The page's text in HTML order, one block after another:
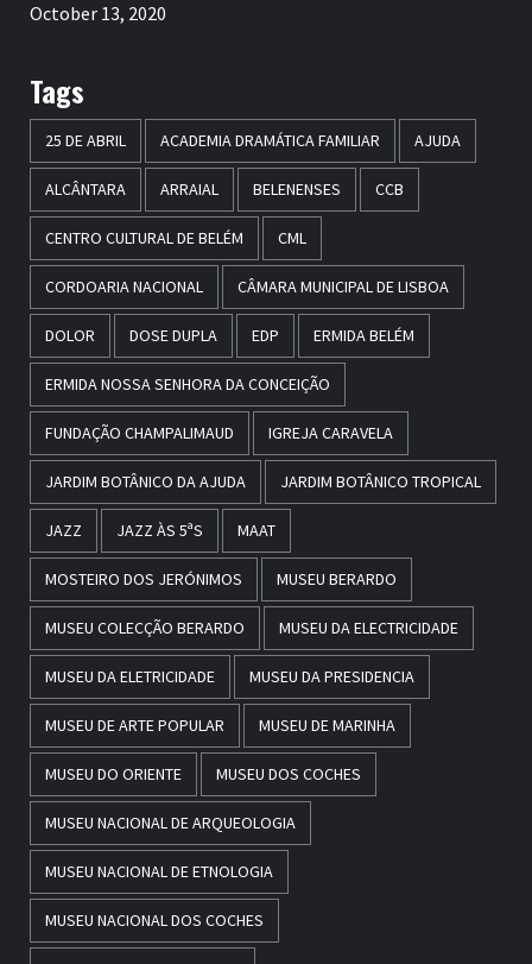
October 13, 2020
Tags
25 DE ABRIL ACADEMIA DRAMÁTICA FAMILIAR AJUDA
ALCÂNTARA ARRAIAL BELENENSES CCB
CENTRO CULTURAL DE BELÉM CML
CORDOARIA NACIONAL CÂMARA MUNICIPAL DE LISBOA
DOLOR DOSE DUPLA EDP ERMIDA BELÉM
ERMIDA NOSSA SENHORA DA CONCEIÇÃO
FUNDAÇÃO CHAMPALIMAUD IGREJA CARAVELA
JARDIM BOTÂNICO DA AJUDA JARDIM BOTÂNICO TROPICAL
JAZZ JAZZ ÀS 5ªS MAAT
MOSTEIRO DOS JERÓNIMOS MUSEU BERARDO
MUSEU COLECÇÃO BERARDO MUSEU DA ELECTRICIDADE
MUSEU DA ELETRICIDADE MUSEU DA PRESIDENCIA
MUSEU DE ARTE POPULAR MUSEU DE MARINHA
MUSEU DO ORIENTE MUSEU DOS COCHES
MUSEU NACIONAL DE ARQUEOLOGIA
MUSEU NACIONAL DE ETNOLOGIA
MUSEU NACIONAL DOS COCHES